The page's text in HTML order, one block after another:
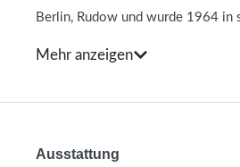
Berlin, Rudow und wurde 1964 in
Mehr anzeigen
Ausstattung